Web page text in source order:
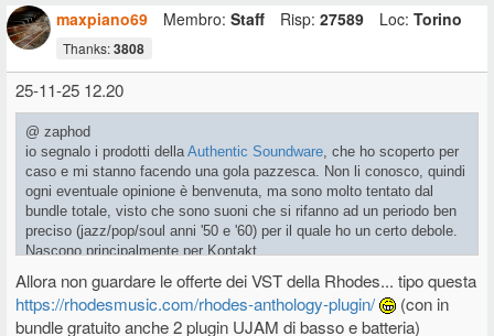
maxpiano69
Membro: Staff Risp: 27589 Loc: Torino
Thanks:3808
25-11-25 12.20
@ zaphod
io segnalo i prodotti della Authentic Soundware , che ho scoperto per
caso e mi stanno facendo una gola pazzesca. Non li conosco, quindi
ogni eventuale opinione è benvenuta, ma sono molto tentato dal
bundle totale, visto che sono suoni che si rifanno ad un periodo ben
preciso (jazz/pop/soul anni '50 e '60) per il quale ho un certo debole.
Nascono principalmente per Kontakt.
Allora non guardare le offerte dei VST della Rhodes... tipo questa
https://rhodesmusic.com/rhodes-anthology-plugin/
(con in
bundle gratuito anche 2 plugin UJAM di basso e batteria)